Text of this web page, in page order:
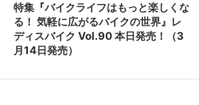
特集『バイクライフはもっと楽しくな
る！ 気軽に広がるバイクの世界』レ
ディスバイク Vol.90 本日発売！（3
月14日発売）